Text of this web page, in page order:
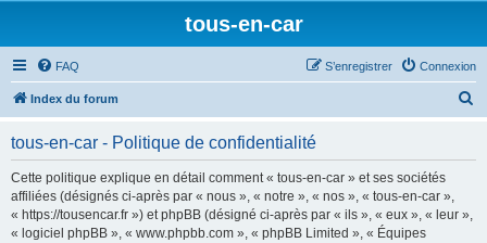
tous-en-car
FAQ Connexion
S’enregistrer
Index du forum
tous-en-car - Politique de confidentialité
Cette politique explique en détail comment « tous-en-car » et ses sociétés
affiliées (désignés ci-après par « nous », « notre », « nos », « tous-en-car »,
« https://tousencar.fr ») et phpBB (désigné ci-après par « ils », « eux », « leur »,
« logiciel phpBB », « www.phpbb.com », « phpBB Limited », « Équipes